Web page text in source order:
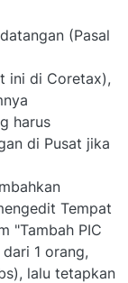
(Pasal
ini di Coretax),
harus
di Pusat jika
Tempat
"Tambah PIC
1 orang,
lalu tetapkan